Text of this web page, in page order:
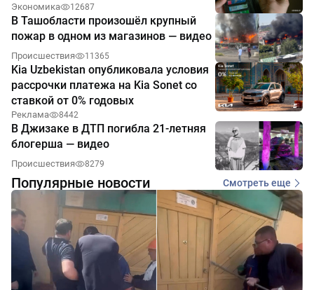
Экономика 12687
В Ташобласти произошёл крупный
пожар в одном из магазинов — видео
Происшествия 11365
Kia Uzbekistan опубликовала условия
рассрочки платежа на Kia Sonet со
ставкой от 0% годовых
Реклама 8442
В Джизаке в ДТП погибла 21-летняя
блогерша — видео
Происшествия 8279
Популярные новости Смотреть еще